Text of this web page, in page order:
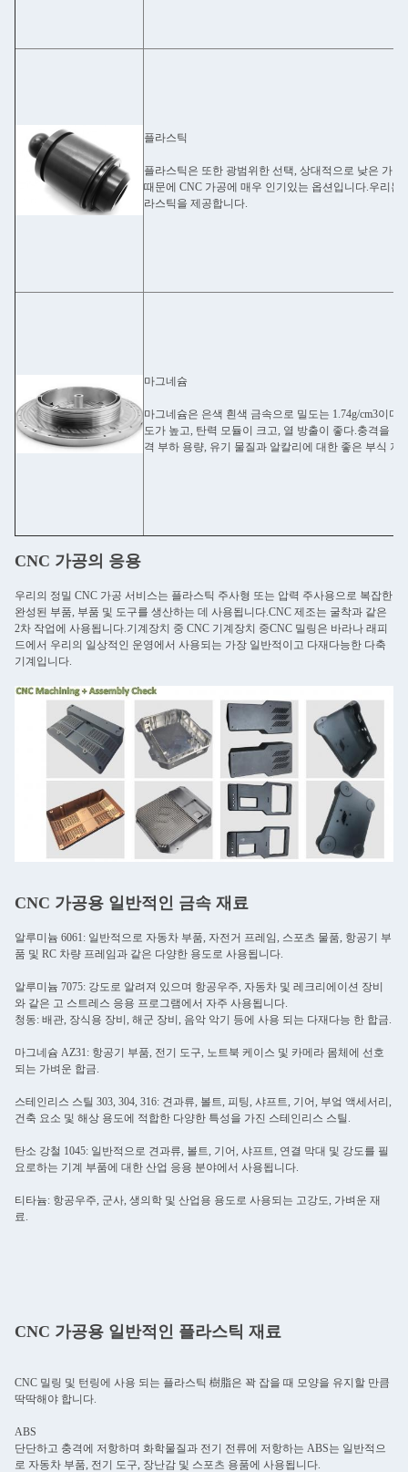
플라스틱
플라스틱은 또한 광범위한 선택, 상대적으로 낮은 가
때문에 CNC 가공에 매우 인기있는 옵션입니다.우리는
라스틱을 제공합니다.
마그네슘
마그네슘은 은색 흰색 금속으로 밀도는 1.74g/cm3이
도가 높고, 탄력 모듈이 크고, 열 방출이 좋다.충격을
격 부하 용량, 유기 물질과 알칼리에 대한 좋은 부식 저
CNC 가공의 응용
우리의 정밀 CNC 가공 서비스는 플라스틱 주사형 또는 압력 주사용으로 복잡한
완성된 부품, 부품 및 도구를 생산하는 데 사용됩니다.CNC 제조는 굴착과 같은
2차 작업에 사용됩니다.기계장치 중 CNC 기계장치 중CNC 밀링은 바라나 래피
드에서 우리의 일상적인 운영에서 사용되는 가장 일반적이고 다재다능한 다축
기계입니다.
CNC 가공용 일반적인 금속 재료
알루미늄 6061: 일반적으로 자동차 부품, 자전거 프레임, 스포츠 물품, 항공기 부
품 및 RC 차량 프레임과 같은 다양한 용도로 사용됩니다.
알루미늄 7075: 강도로 알려져 있으며 항공우주, 자동차 및 레크리에이션 장비
와 같은 고 스트레스 응용 프로그램에서 자주 사용됩니다.
청동: 배관, 장식용 장비, 해군 장비, 음악 악기 등에 사용 되는 다재다능 한 합금.
마그네슘 AZ31: 항공기 부품, 전기 도구, 노트북 케이스 및 카메라 몸체에 선호
되는 가벼운 합금.
스테인리스 스틸 303, 304, 316: 견과류, 볼트, 피팅, 샤프트, 기어, 부엌 액세서리,
건축 요소 및 해상 용도에 적합한 다양한 특성을 가진 스테인리스 스틸.
탄소 강철 1045: 일반적으로 견과류, 볼트, 기어, 샤프트, 연결 막대 및 강도를 필
요로하는 기계 부품에 대한 산업 응용 분야에서 사용됩니다.
티타늄: 항공우주, 군사, 생의학 및 산업용 용도로 사용되는 고강도, 가벼운 재
료.
CNC 가공용 일반적인 플라스틱 재료
CNC 밀링 및 턴링에 사용 되는 플라스틱 樹脂은 꽉 잡을 때 모양을 유지할 만큼
딱딱해야 합니다.
ABS
단단하고 충격에 저항하며 화학물질과 전기 전류에 저항하는 ABS는 일반적으
로 자동차 부품, 전기 도구, 장난감 및 스포츠 용품에 사용됩니다.